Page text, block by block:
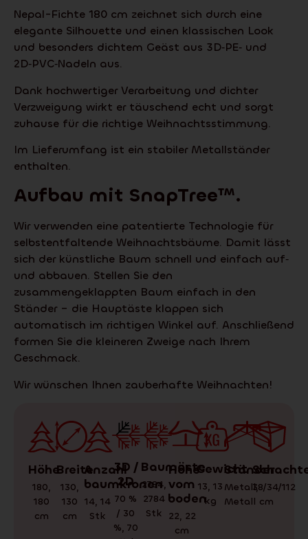
Nepal-Fichte 180 cm zeichnet sich durch eine
elegante Silhouette und einen klassischen Look
und besonders dichtem Geäst aus 3D‑PE‑ und
2D‑PVC‑Nadeln aus.
Dank hochwertiger Verarbeitung und dichter
Verzweigung wirkt er täuschend echt und sorgt
zuhause für die richtige Weihnachtsstimmung.
Im Lieferumfang ist ein stabiler Metallständer
enthalten.
Aufbau mit SnapTree™.
Wir verwenden eine patentierte Technologie für
selbstentfaltende Weihnachtsbäume. Damit lässt
sich der künstliche Baum schnell und einfach auf‑
und abbauen. Stellen Sie den
zusammengeklappten Baum einfach in den
Ständer – die Hauptäste klappen sich
automatisch im richtigen Winkel auf. Anschließend
formen Sie die kleineren Zweige nach Ihrem
Geschmack.
Wir wünschen Ihnen zauberhafte Weihnachten!
Höhe
180,
180
cm
Breite
130,
130
cm
Anzahl
baumkronen
14,14
Stk
3D /
2D
70 %
/ 30
%,70
Baumäste
2784,
2784
Stk
Höhe
vom
boden
22, 22
cm
Gewicht
13, 13
kg
Ständer
Metall,
Metall
38/34/112
cm